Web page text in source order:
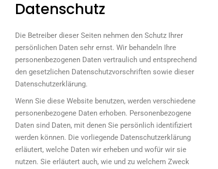
Datenschutz
Die Betreiber dieser Seiten nehmen den Schutz Ihrer
persönlichen Daten sehr ernst. Wir behandeln Ihre
personenbezogenen Daten vertraulich und entsprechend
den gesetzlichen Datenschutzvorschriften sowie dieser
Datenschutzerklärung.
Wenn Sie diese Website benutzen, werden verschiedene
personenbezogene Daten erhoben. Personenbezogene
Daten sind Daten, mit denen Sie persönlich identifiziert
werden können. Die vorliegende Datenschutzerklärung
erläutert, welche Daten wir erheben und wofür wir sie
nutzen. Sie erläutert auch, wie und zu welchem Zweck